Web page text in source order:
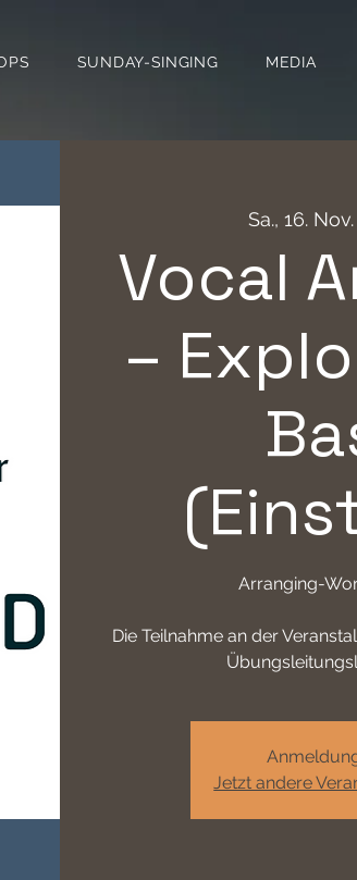
SUNDAY-SINGING MEDIA
Sa., 16. Nov.
Vocal
–
Arranging-
Die Teilnahme an der
Jetzt andere